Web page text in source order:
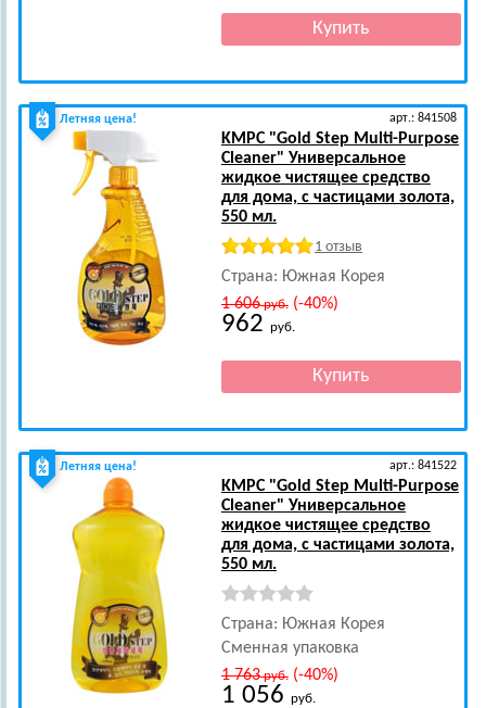
Летняя цена! арт.: 841508
KMPC"Gold Step Multi-Purpose
Cleaner" Универсальное
жидкое чистящее средство
для дома, с частицами золота,
550 мл.
1 отзыв
Страна: Южная Корея
1 606руб.(-40%)
962 руб.
Летняя цена! арт.: 841522
KMPC"Gold Step Multi-Purpose
Cleaner" Универсальное
жидкое чистящее средство
для дома, с частицами золота,
550 мл.
Страна: Южная Корея
Сменная упаковка
1 763руб.(-40%)
1 056 руб.